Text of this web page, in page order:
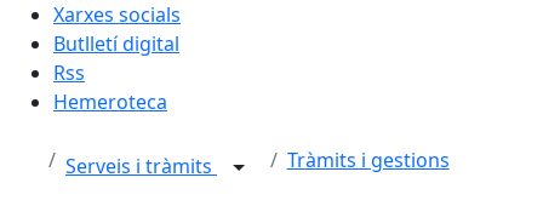
Xarxes socials
Butlletí digital
Rss
Hemeroteca
Serveis i tràmits Tràmits i gestions